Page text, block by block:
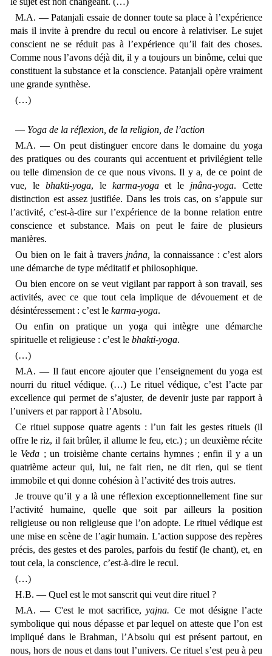
M.A. — Patanjali essaie de donner toute sa place à l’expérience
mais il invite à prendre du recul ou encore à relativiser. Le sujet
conscient ne se réduit pas à l’expérience qu’il fait des choses.
Comme nous l’avons déjà dit, il y a toujours un binôme, celui que
constituent la substance et la conscience. Patanjali opère vraiment
une grande synthèse.
(…)
— Yoga de la réflexion, de la religion, de l’action
M.A. — On peut distinguer encore dans le domaine du yoga
des pratiques ou des courants qui accentuent et privilégient telle
ou telle dimension de ce que nous vivons. Il y a, de ce point de
vue, le bhakti-yoga, le karma-yogaet le jnâna-yoga. Cette
distinction est assez justifiée. Dans les trois cas, on s’appuie sur
l’activité, c’est-à-dire sur l’expérience de la bonne relation entre
conscience et substance. Mais on peut le faire de plusieurs
manières.
Ou bien on le fait à travers jnâna, la connaissance : c’est alors
une démarche de type méditatif et philosophique.
Ou bien encore on se veut vigilant par rapport à son travail, ses
activités, avec ce que tout cela implique de dévouement et de
désintéressement : c’est le karma-yoga.
Ou enfin on pratique un yoga qui intègre une démarche
spirituelle et religieuse : c’est le bhakti-yoga.
(…)
M.A. — Il faut encore ajouter que l’enseignement du yoga est
nourri du rituel védique. (…) Le rituel védique, c’est l’acte par
excellence qui permet de s’ajuster, de devenir juste par rapport à
l’univers et par rapport à l’Absolu.
Ce rituel suppose quatre agents : l’un fait les gestes rituels (il
offre le riz, il fait brûler, il allume le feu, etc.) ; un deuxième récite
le Veda ; un troisième chante certains hymnes ; enfin il y a un
quatrième acteur qui, lui, ne fait rien, ne dit rien, qui se tient
immobile et qui donne cohésion à l’activité des trois autres.
Je trouve qu’il y a là une réflexion exceptionnellement fine sur
l’activité humaine, quelle que soit par ailleurs la position
religieuse ou non religieuse que l’on adopte. Le rituel védique est
une mise en scène de l’agir humain. L’action suppose des repères
précis, des gestes et des paroles, parfois du festif (le chant), et, en
tout cela, la conscience, c’est-à-dire le recul.
(…)
H.B. — Quel est le mot sanscrit qui veut dire rituel ?
M.A. — C'est le mot sacrifice,yajna. Ce mot désigne l’acte
symbolique qui nous dépasse et par lequel on atteste que l’on est
impliqué dans le Brahman, l’Absolu qui est présent partout, en
nous, hors de nous et dans tout l’univers. Ce rituel s’est peu à peu